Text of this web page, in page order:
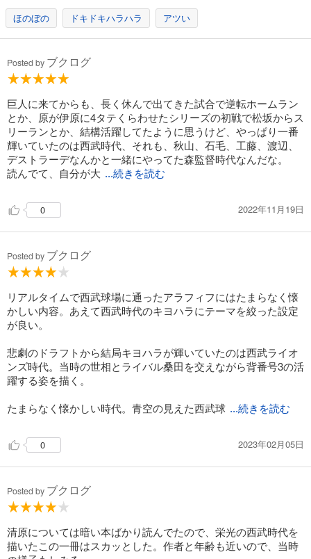
・1987年 未来は僕等の手の中
・1987年 真夏の夜の夢
・1987年 涙が止まらへん
・HOMERUN REVIEW 1986-1987
第2章
1988-1991 頂点(バブル)の章～狂熱の時代のスーパースター～
・1988年 好景気ニッポンの顔
・1988年 人生の必須科目
・1989年 ホームランと欲望の日々
・1989年 土地ころがしよりバット投げ
・1990年 プロ野球は清原のためにある
・1990年 1億円の男
・HOMERUN REVIEW 1988-1991
1992-1996 別離(ホームイン)の章～最後の対決と夢の終わり～
・1992年 主役交代の予兆
・1993年 泡沫
・1994年 逆襲のKK
・1994年 視聴率40%のKK対決
・1995年 野球がホンマに好きやから
・1996年 ラストブルー
・HOMERUN REVIEW 1992-1996
1996...goodbye blue
・1996年 青空(キヨハラ)と少年
・ホームランインデックス 1997-2006
ほのぼの ドキドキハラハラ アツい
Posted by ブクログ
巨人に来てからも、長く休んで出てきた試合で逆転ホームラン
とか、原が伊原に4タテくらわせたシリーズの初戦で松坂からス
リーランとか、結構活躍してたように思うけど、やっぱり一番
輝いていたのは西武時代、それも、秋山、石毛、工藤、渡辺、
デストラーデなんかと一緒にやってた森監督時代なんだな。
読んでて、自分が大 ...続きを読む
0 2022年11月19日
Posted by ブクログ
リアルタイムで西武球場に通ったアラフィフにはたまらなく懐
かしい内容。あえて西武時代のキヨハラにテーマを絞った設定
が良い。
悲劇のドラフトから結局キヨハラが輝いていたのは西武ライオ
ンズ時代。当時の世相とライバル桑田を交えながら背番号3の活
躍する姿を描く。
たまらなく懐かしい時代。青空の見えた西武球 ...続きを読む
0 2023年02月05日
Posted by ブクログ
清原については暗い本ばかり読んでたので、栄光の西武時代を
描いたこの一冊はスカッとした。作者と年齢も近いので、当時